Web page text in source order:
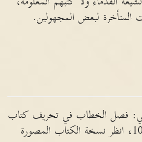
لبعض المجهولين.
فصل الخطاب في تحريف كتاب
رب الأرباب، ص108، انظر نسخة الكتاب المصورة